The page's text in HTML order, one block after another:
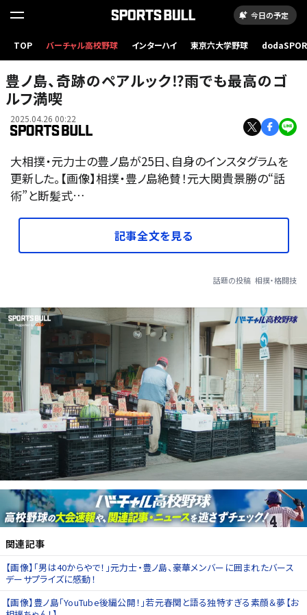
今日の予定
TOP バーチャル高校野球 インターハイ 東京六大学野球
豊ノ島、奇跡のペアルック⁉︎雨でも最高のゴ
ルフ満喫
2025.04.26 00:22
大相撲・元力士の豊ノ島が25日、自身のインスタグラムを
更新した。【画像】相撲・豊ノ島絶賛！元大関貴景勝の“話
術”と断髪式…
記事全文を見る
話題の投稿 相撲・格闘技
関連記事
【画像】「男は40からやで！」元力士・豊ノ島、豪華メンバーに囲まれたバース
デーサプライズに感動！
【画像】豊ノ島「YouTube後編公開！」若元春関と語る独特すぎる素顔＆夢【お